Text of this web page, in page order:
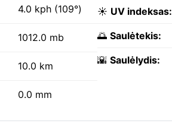
4.0 kph (109°)
1012.0 mb
10.0 km
0.0 mm
☀️ UV indeksas:
🌅 Saulėtekis:
🌇 Saulėlydis: